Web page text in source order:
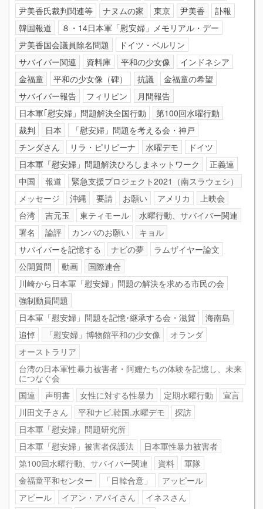
尹美香氏裁判関連等
ナヌムの家 東京 尹美香
訃報
韓国報道
８・14日本軍「慰安婦」メモリアル・デー
尹美香国会議員除名問題
ドイツ・ベルリン
サバイバー関連
資料庫 平和の少女像
インドネシア
金福童
平和の少女像（碑） 抗議
金福童の希望
サバイバー報告
フィリピン
月間報告
日本軍｢慰安婦」問題解決全国行動
第100回水曜行動
裁判
日本
「慰安婦」問題を考える会・神戸
チンダさん
リラ・ピリピーナ 水曜デモ
ドイツ
日本軍「慰安婦」問題解決ひろしまネットワーク
正義連
中国
報道
緊急支援プロジェクト2021（南スラウェシ）
メッセージ
沖縄 要請 お願い アメリカ
上映会
台湾
吉元玉 東ティモール
水曜行動、サバイバー関連
署名
論評 カンパのお願い
キョル
サバイバーを記憶する
ナビの夢
ラムザイヤー論文
公開質問
動画
国際連合
川崎から日本軍「慰安婦」問題の解決を求める市民の会
強制動員問題
日本軍「慰安婦」問題を記憶･継承する会・滋賀
海南島
追悼
「慰安婦」博物館平和の少女像
オランダ
オーストラリア
台湾の日本軍性暴力被害者・阿嬤たちの体験を記憶し、未来
につなぐ会
国連
声明書 女性に対する性暴力 定期水曜行動
宣言
川田文子さん
平和ナビ.韓国.水曜デモ
探訪
日本軍「慰安婦」問題研究所
日本軍「慰安婦」被害者保護法
日本軍性暴力被害者
第100回水曜行動、サバイバー関連
資料
軍隊
金福童平和センター
「日韓合意」
アッピール
アピール
イアン・アパイさん
イネスさん